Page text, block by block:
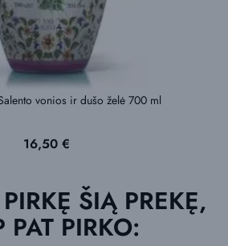
vonios ir dušo želė 700 ml
Kaina
16,50 €
ŠIĄ PREKĘ,
PAT PIRKO: